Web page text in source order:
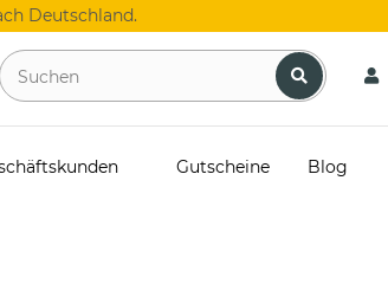
Deutschland.
Gutscheine Blog